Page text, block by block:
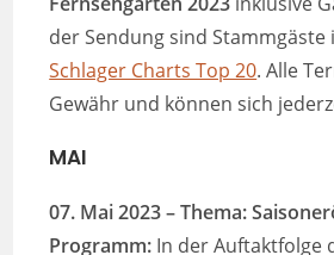
der Sendung sind Stammgäste
Schlager Charts Top 20. Alle
Gewähr und können sich
MAI
07. Mai 2023– Thema:
Programm: In der Auftaktfolge